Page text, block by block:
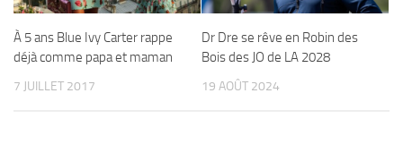
À 5 ans Blue Ivy Carter rappe
déjà comme papa et maman
7 JUILLET 2017
Dr Dre se rêve en Robin des
Bois des JO de LA 2028
19 AOÛT 2024